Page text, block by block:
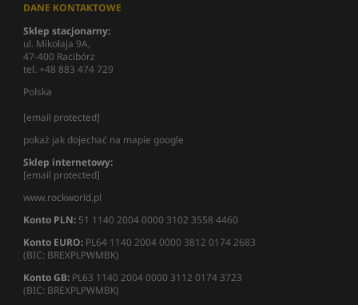
DANE KONTAKTOWE
Sklep stacjonarny:
ul. Mikołaja 9A,
47-400 Racibórz
tel. +48 883 474 729
Polska
[email protected]
pokaż jak dojechać na mapie google
Sklep internetowy:
[email protected]
www.rockworld.pl
Konto PLN: 51 1140 2004 0000 3102 3558 4460
Konto EURO: PL64 1140 2004 0000 3812 0174 2683
(BIC: BREXPLPWMBK)
Konto GB: PL63 1140 2004 0000 3112 0174 3723
(BIC: BREXPLPWMBK)